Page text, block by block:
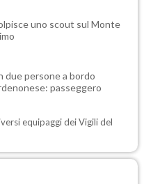
uno scout sul Monte
due persone a bordo
passeggero
equipaggi dei Vigili del